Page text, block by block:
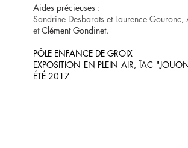
Aides précieuses :
Sandrine Desbarats et Laurence
etClémentGondinet.
PÔLE ENFANCE DE GROIX
EXPOSITION EN PLEIN AIR, ÎAC
ÉTÉ 2017